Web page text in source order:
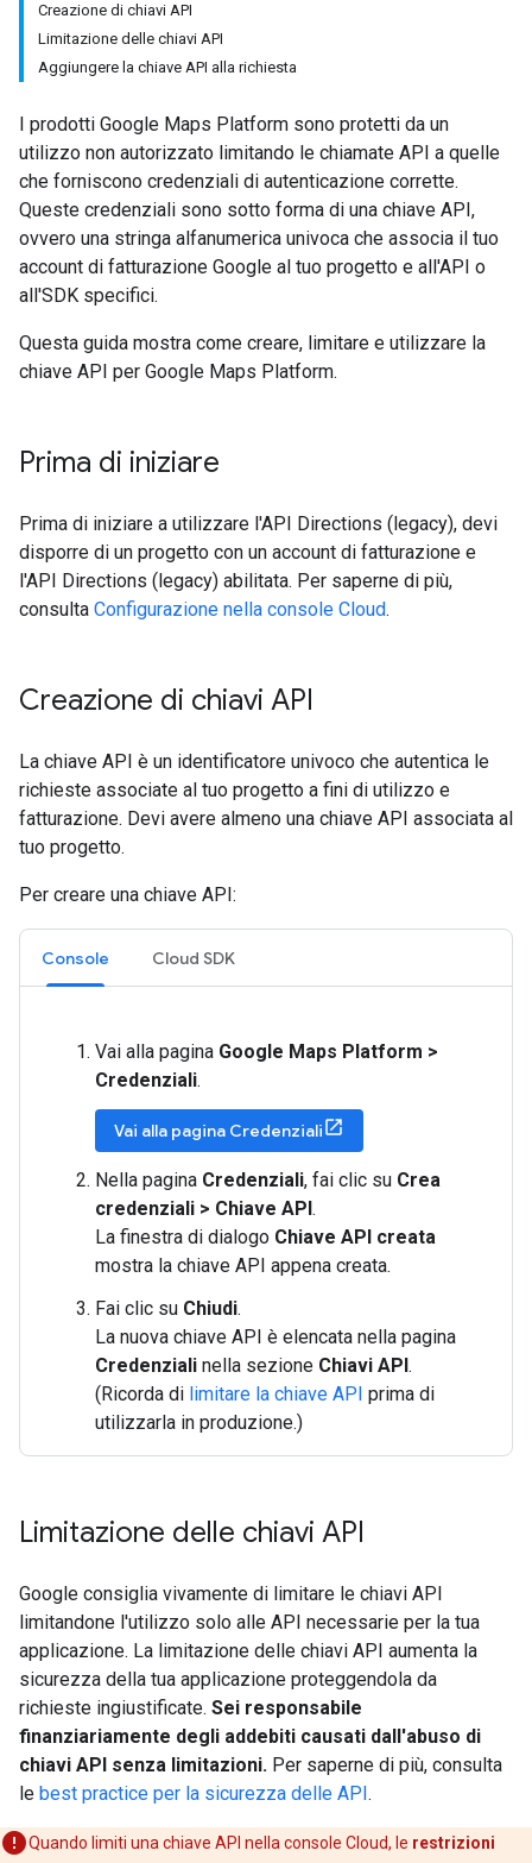
Creazione di chiavi API
Limitazione delle chiavi API
Aggiungere la chiave API alla richiesta
I prodotti Google Maps Platform sono protetti da un
utilizzo non autorizzato limitando le chiamate API a quelle
che forniscono credenziali di autenticazione corrette.
Queste credenziali sono sotto forma di una chiave API,
ovvero una stringa alfanumerica univoca che associa il tuo
account di fatturazione Google al tuo progetto e all'API o
all'SDK specifici.
Questa guida mostra come creare, limitare e utilizzare la
chiave API per Google Maps Platform.
Prima di iniziare
Prima di iniziare a utilizzare l'API Directions (legacy), devi
disporre di un progetto con un account di fatturazione e
l'API Directions (legacy) abilitata. Per saperne di più,
consulta Configurazione nella console Cloud.
Creazione di chiavi API
La chiave API è un identificatore univoco che autentica le
richieste associate al tuo progetto a fini di utilizzo e
fatturazione. Devi avere almeno una chiave API associata al
tuo progetto.
Per creare una chiave API:
Console Cloud SDK
Vai alla pagina Google Maps Platform >
Credenziali.
Vai alla pagina Credenziali
Nella pagina Credenziali, fai clic su Crea
credenziali > Chiave API.
La finestra di dialogo Chiave API creata
mostra la chiave API appena creata.
Fai clic su Chiudi.
La nuova chiave API è elencata nella pagina
Credenziali nella sezione Chiavi API.
(Ricorda di limitare la chiave API prima di
utilizzarla in produzione.)
Limitazione delle chiavi API
Google consiglia vivamente di limitare le chiavi API
limitandone l'utilizzo solo alle API necessarie per la tua
applicazione. La limitazione delle chiavi API aumenta la
sicurezza della tua applicazione proteggendola da
richieste ingiustificate. Sei responsabile
finanziariamente degli addebiti causati dall'abuso di
chiavi API senza limitazioni. Per saperne di più, consulta
le best practice per la sicurezza delle API.
Quando limiti una chiave API nella console Cloud, le restrizioni